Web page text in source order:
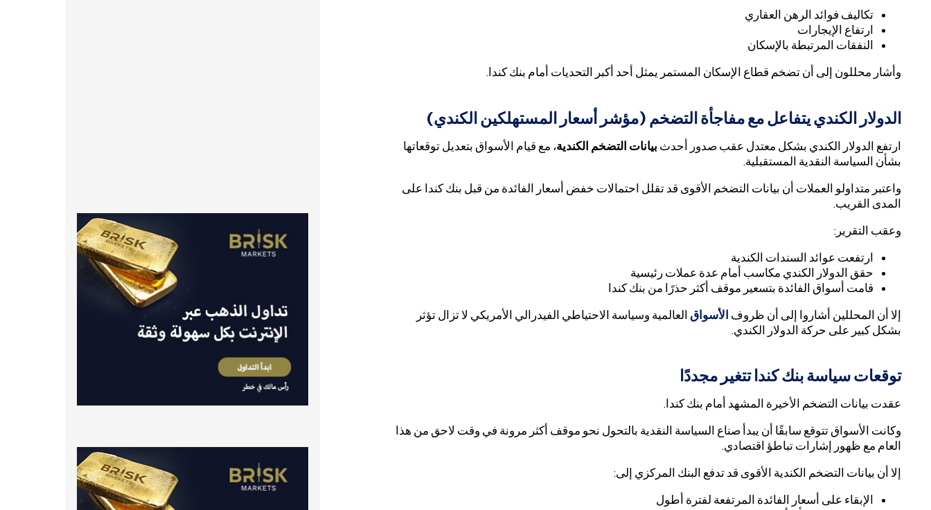
تكاليف فوائد الرهن العقاري
ارتفاع الإيجارات
النفقات المرتبطة بالإسكان
وأشار محللون إلى أن تضخم قطاع الإسكان المستمر يمثل أحد أكبر التحديات أمام بنك كندا.
الدولار الكندي يتفاعل مع مفاجأة التضخم (مؤشر أسعار المستهلكين الكندي)
ارتفع الدولار الكندي بشكل معتدل عقب صدور أحدث بيانات التضخم الكندية، مع قيام الأسواق بتعديل توقعاتها
بشأن السياسة النقدية المستقبلية.
واعتبر متداولو العملات أن بيانات التضخم الأقوى قد تقلل احتمالات خفض أسعار الفائدة من قبل بنك كندا على
المدى القريب.
وعقب التقرير:
ارتفعت عوائد السندات الكندية
حقق الدولار الكندي مكاسب أمام عدة عملات رئيسية
قامت أسواق الفائدة بتسعير موقف أكثر حذرًا من بنك كندا
إلا أن المحللين أشاروا إلى أن ظروف الأسواق العالمية وسياسة الاحتياطي الفيدرالي الأمريكي لا تزال تؤثر
بشكل كبير على حركة الدولار الكندي.
توقعات سياسة بنك كندا تتغير مجددًا
عقدت بيانات التضخم الأخيرة المشهد أمام بنك كندا.
وكانت الأسواق تتوقع سابقًا أن يبدأ صناع السياسة النقدية بالتحول نحو موقف أكثر مرونة في وقت لاحق من هذا
العام مع ظهور إشارات تباطؤ اقتصادي.
إلا أن بيانات التضخم الكندية الأقوى قد تدفع البنك المركزي إلى:
الإبقاء على أسعار الفائدة المرتفعة لفترة أطول